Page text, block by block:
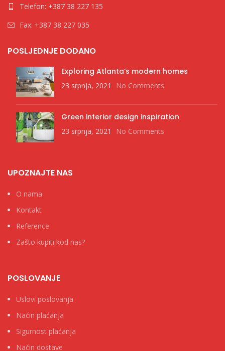
Telefon: +387 38 227 135
Fax: +387 38 227 035
POSLJEDNJE DODANO
Exploring Atlanta’s modern homes
23 srpnja, 2021 No Comments
Green interior design inspiration
23 srpnja, 2021 No Comments
UPOZNAJTE NAS
O nama
Kontakt
Reference
Zašto kupiti kod nas?
POSLOVANJE
Uslovi poslovanja
Naćin plaćanja
Sigurnost plaćanja
Način dostave